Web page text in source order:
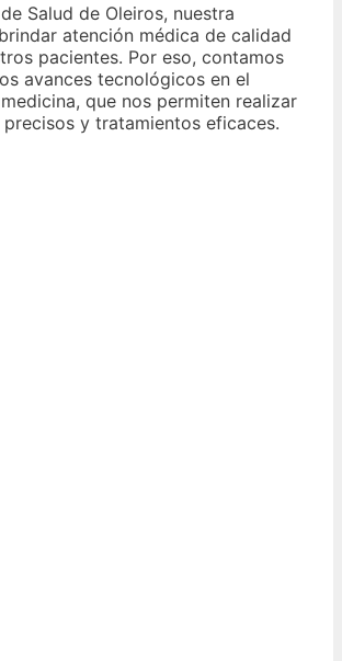
Salud de Oleiros, nuestra
atención médica de calidad
pacientes. Por eso, contamos
avances tecnológicos en el
que nos permiten realizar
y tratamientos eficaces.